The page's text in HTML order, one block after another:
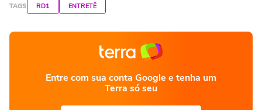
TAGS RD1 ENTRETÊ
Entre com sua conta Google e tenha um
Terra só seu